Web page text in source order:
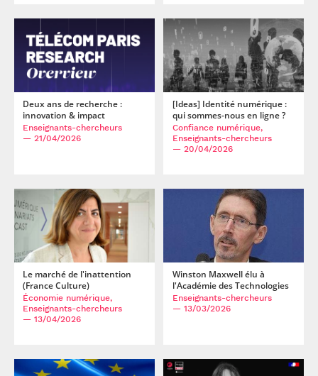
Deux ans de recherche :
innovation & impact
Enseignants-chercheurs
— 21/04/2026
[Ideas] Identité numérique :
qui sommes-nous en ligne ?
Confiance numérique,
Enseignants-chercheurs
— 20/04/2026
Le marché de l'inattention
(France Culture)
Économie numérique,
Enseignants-chercheurs
— 13/04/2026
Winston Maxwell élu à
l'Académie des Technologies
Enseignants-chercheurs
— 13/03/2026